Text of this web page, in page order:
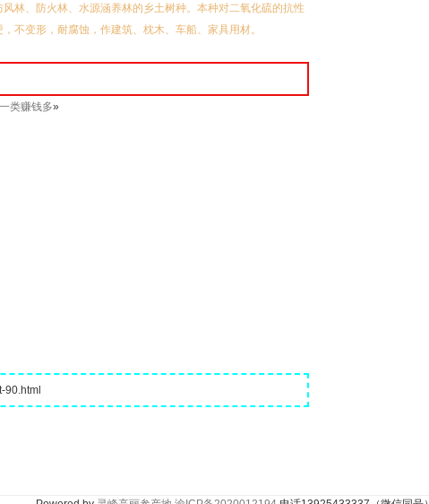
林、防火林、水源涵养林的乡土树种。本种对二氧化硫的抗性
不变形，耐腐蚀，作建筑、枕木、车船、家具用材。
类赚钱多»
90.html